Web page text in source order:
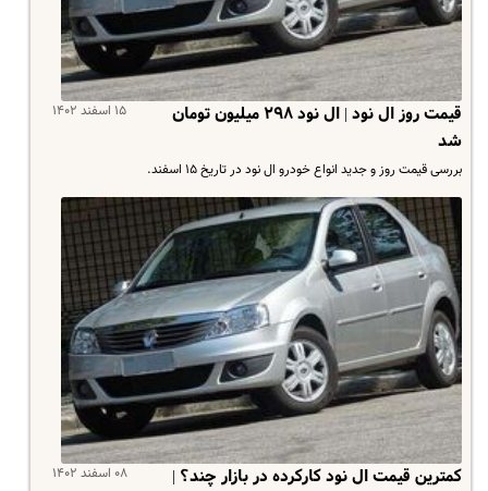
۱۵ اسفند ۱۴۰۲
قیمت روز ال نود | ال نود ۲۹۸ میلیون تومان
شد
بررسی قیمت روز و جدید انواع خودرو ال نود در تاریخ ۱۵ اسفند.
۰۸ اسفند ۱۴۰۲
کمترین قیمت ال نود کارکرده در بازار چند؟ |